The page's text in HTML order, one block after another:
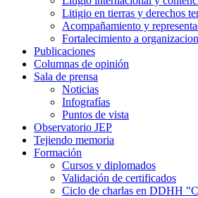
Litigio en tierras y derechos
Acompañamiento y
Fortalecimiento a
Publicaciones
Columnas de opinión
Sala de prensa
Noticias
Infografías
Puntos de vista
Observatorio JEP
Tejiendo memoria
Formación
Cursos y diplomados
Validación de certificados
Ciclo de charlas en DDHH